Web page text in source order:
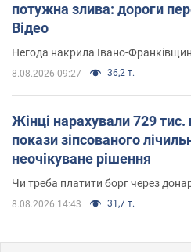
потужна злива: дороги
Відео
Негода накрила Івано-
8.08.2026 09:27 36,2 т.
Жінці нарахували 729 тис.
покази зіпсованого
неочікуване рішення
Чи треба платити борг через
8.08.2026 14:43 31,7 т.